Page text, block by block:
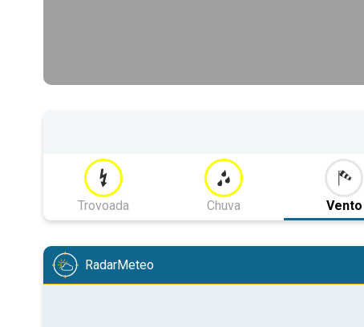
Trovoada Chuva Vento
RadarMeteo